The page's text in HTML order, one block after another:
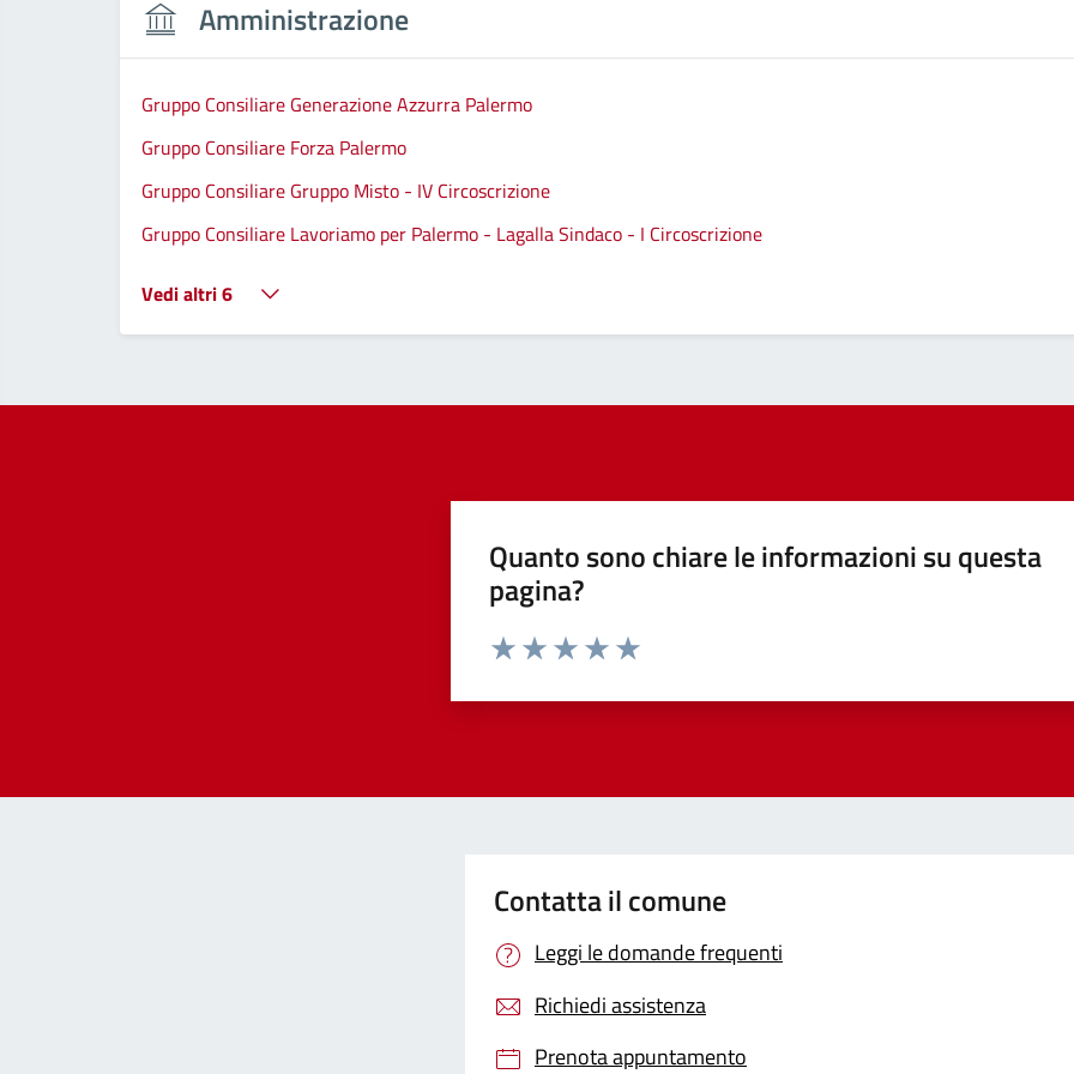
Amministrazione
Gruppo Consiliare Generazione Azzurra Palermo
Gruppo Consiliare Forza Palermo
Gruppo Consiliare Gruppo Misto - IV Circoscrizione
Gruppo Consiliare Lavoriamo per Palermo - Lagalla Sindaco - I Circoscrizione
Vedi altri 6
Quanto sono chiare le informazioni su questa
pagina?
Contatta il comune
Leggi le domande frequenti
Richiedi assistenza
Prenota appuntamento